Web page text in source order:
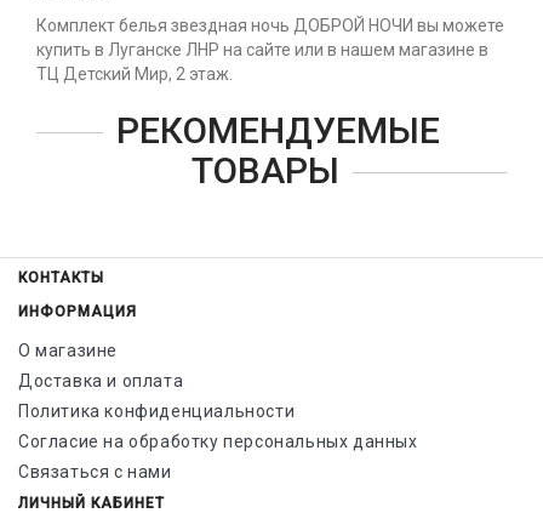
Комплект белья звездная ночь ДОБРОЙ НОЧИ вы можете
купить в Луганске ЛНР на сайте или в нашем магазине в
ТЦ Детский Мир, 2 этаж.
РЕКОМЕНДУЕМЫЕ
ТОВАРЫ
КОНТАКТЫ
ИНФОРМАЦИЯ
О магазине
Доставка и оплата
Политика конфиденциальности
Согласие на обработку персональных данных
Связаться с нами
ЛИЧНЫЙ КАБИНЕТ